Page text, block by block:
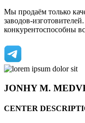
Мы продаём только
заводов-
конкурентоспособны
JONHYM.
CENTER